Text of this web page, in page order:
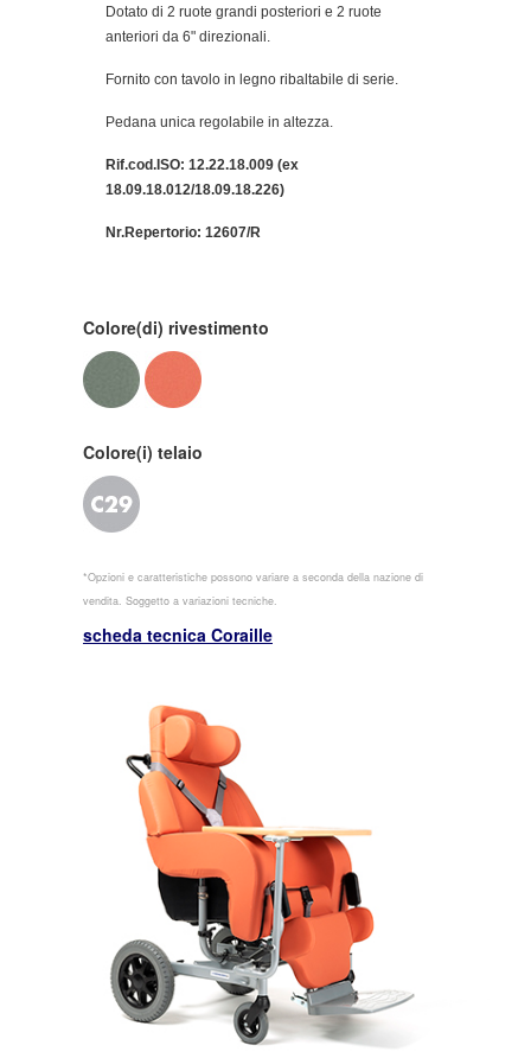
Dotato di 2 ruote grandi posteriori e 2 ruote
anteriori da 6" direzionali.
Fornito con tavolo in legno ribaltabile di serie.
Pedana unica regolabile in altezza.
Rif.cod.ISO: 12.22.18.009 (ex
18.09.18.012/18.09.18.226)
Nr.Repertorio: 12607/R
Colore(di) rivestimento
Colore(i) telaio
*Opzioni e caratteristiche possono variare a seconda della nazione di
vendita. Soggetto a variazioni tecniche.
scheda tecnica Coraille